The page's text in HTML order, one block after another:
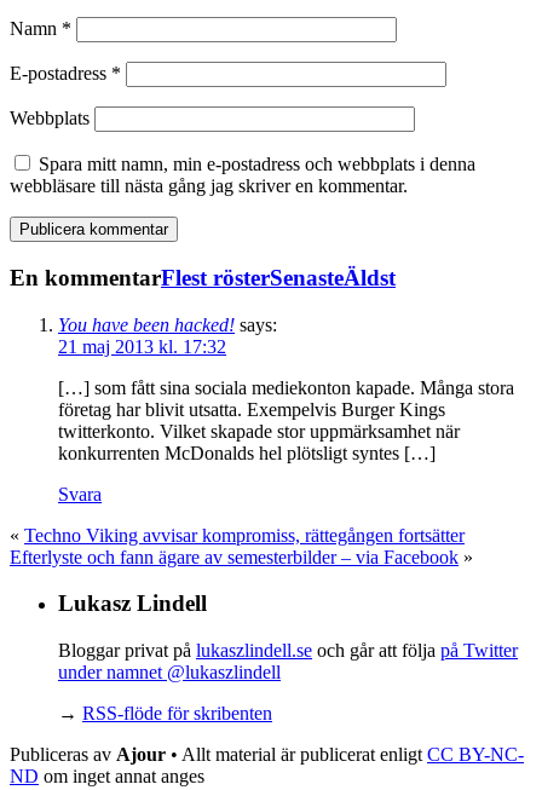
Namn *
E-postadress *
Webbplats
Spara mitt namn, min e-postadress och webbplats i denna
webbläsare till nästa gång jag skriver en kommentar.
En kommentarFlest rösterSenasteÄldst
You have been hacked! says:
21 maj 2013 kl. 17:32
[…] som fått sina sociala mediekonton kapade. Många stora
företag har blivit utsatta. Exempelvis Burger Kings
twitterkonto. Vilket skapade stor uppmärksamhet när
konkurrenten McDonalds hel plötsligt syntes […]
Svara
« Techno Viking avvisar kompromiss, rättegången fortsätter
Efterlyste och fann ägare av semesterbilder – via Facebook »
Lukasz Lindell
Bloggar privat på lukaszlindell.se och går att följa på Twitter
under namnet @lukaszlindell
→ RSS-flöde för skribenten
Publiceras av Ajour • Allt material är publicerat enligt CC BY-NC-
ND om inget annat anges